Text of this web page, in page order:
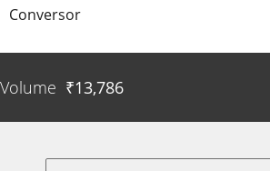
Conversor
Volume ₹13,786